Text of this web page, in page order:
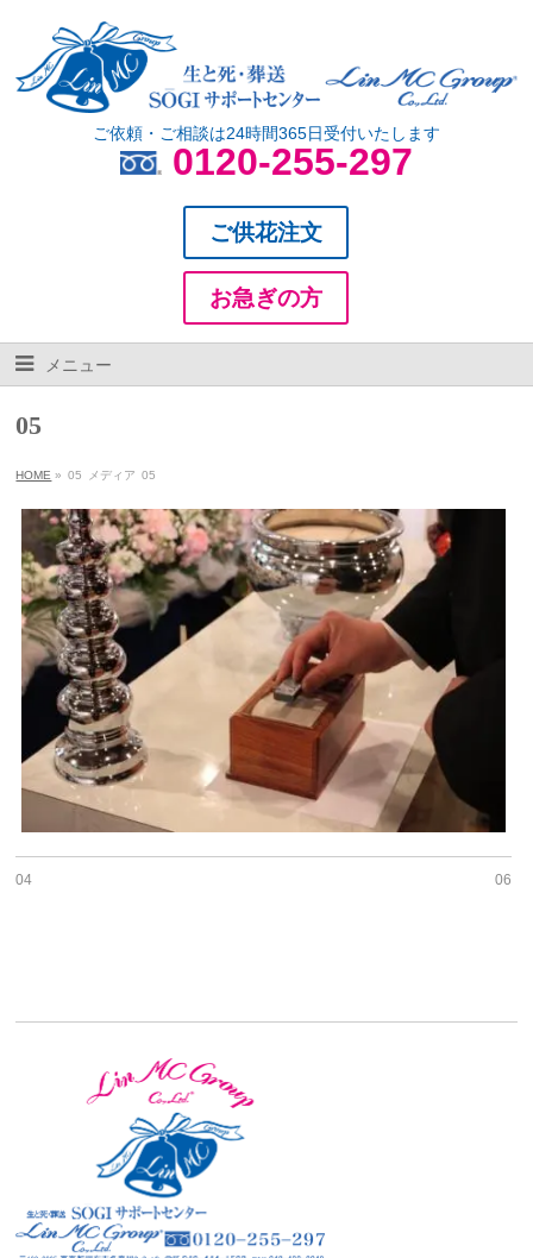
ご依頼・ご相談は24時間365日受付いたします
0120-255-297
ご供花注文
お急ぎの方
メニュー
05
HOME » 05 メディア 05
04 06